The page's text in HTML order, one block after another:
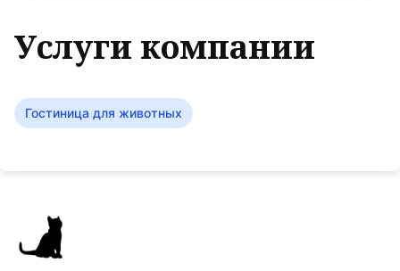
Услуги компании
Гостиница для животных